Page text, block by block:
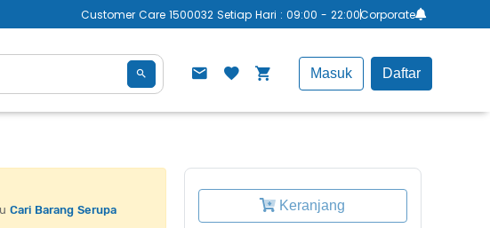
Customer Care 1500032 Setiap Hari : 09:00 - 22:00Corporate
Masuk Daftar
Cari Barang Serupa Keranjang